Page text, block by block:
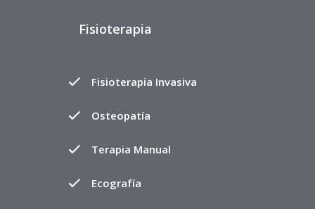
Fisioterapia
Fisioterapia Invasiva
Osteopatía
Terapia Manual
Ecografía